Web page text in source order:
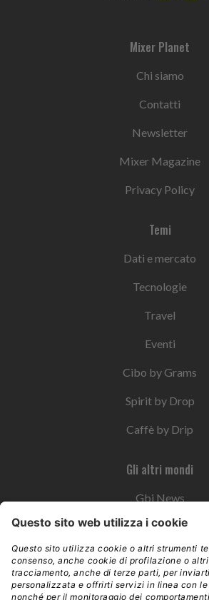
Mixer Planet
Chi siamo
Contatti
Newsletter
Mixer Magazine
Privacy Policy
Temi
Dati e mercato
Tecnologie
Travel
Eventi
Cibo by Grams
Spirit by Drop
Caffè by Drip
Gli altri mondi
Gbi News
Instoremag
Esplora il gruppo
Edra Edizioni